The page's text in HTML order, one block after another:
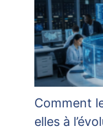
Comment
elles à